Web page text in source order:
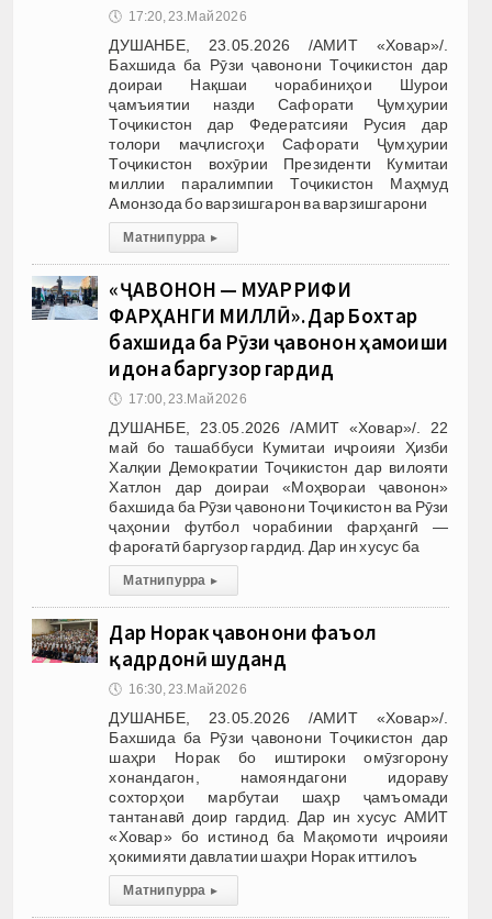
🕔 17:20, 23.Май 2026
ДУШАНБЕ, 23.05.2026 /АМИТ «Ховар»/.
Бахшида ба Рӯзи ҷавонони Тоҷикистон дар
доираи Нақшаи чорабиниҳои Шурои
ҷамъиятии назди Сафорати Ҷумҳурии
Тоҷикистон дар Федератсияи Русия дар
толори маҷлисгоҳи Сафорати Ҷумҳурии
Тоҷикистон вохӯрии Президенти Кумитаи
миллии паралимпии Тоҷикистон Маҳмуд
Амонзода бо варзишгарон ва варзишгарони
Матни пурра ▸
«ҶАВОНОН — МУАРРИФИ
ФАРҲАНГИ МИЛЛӢ». Дар Бохтар
бахшида ба Рӯзи ҷавонон ҳамоиши
идона баргузор гардид
🕔 17:00, 23.Май 2026
ДУШАНБЕ, 23.05.2026 /АМИТ «Ховар»/. 22
май бо ташаббуси Кумитаи иҷроияи Ҳизби
Халқии Демократии Тоҷикистон дар вилояти
Хатлон дар доираи «Моҳвораи ҷавонон»
бахшида ба Рӯзи ҷавонони Тоҷикистон ва Рӯзи
ҷаҳонии футбол чорабинии фарҳангӣ —
фароғатӣ баргузор гардид. Дар ин хусус ба
Матни пурра ▸
Дар Норак ҷавонони фаъол
қадрдонӣ шуданд
🕔 16:30, 23.Май 2026
ДУШАНБЕ, 23.05.2026 /АМИТ «Ховар»/.
Бахшида ба Рӯзи ҷавонони Тоҷикистон дар
шаҳри Норак бо иштироки омӯзгорону
хонандагон, намояндагони идораву
сохторҳои марбутаи шаҳр ҷамъомади
тантанавӣ доир гардид. Дар ин хусус АМИТ
«Ховар» бо истинод ба Мақомоти иҷроияи
ҳокимияти давлатии шаҳри Норак иттилоъ
Матни пурра ▸